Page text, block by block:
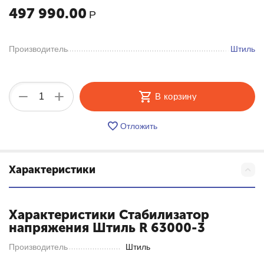
497 990.00 Р
Производитель Штиль
+
− В корзину
Отложить
Характеристики
Характеристики Стабилизатор
напряжения Штиль R 63000-3
Производитель Штиль